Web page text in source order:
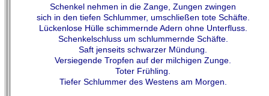
Schenkel nehmen in die Zange, Zungen zwingen
sich in den tiefen Schlummer, umschließen tote Schäfte.
Lückenlose Hülle schimmernde Adern ohne Unterfluss.
Schenkelschluss um schlummernde Schäfte.
Saft jenseits schwarzer Mündung.
Versiegende Tropfen auf der milchigen Zunge.
Toter Frühling.
Tiefer Schlummer des Westens am Morgen.